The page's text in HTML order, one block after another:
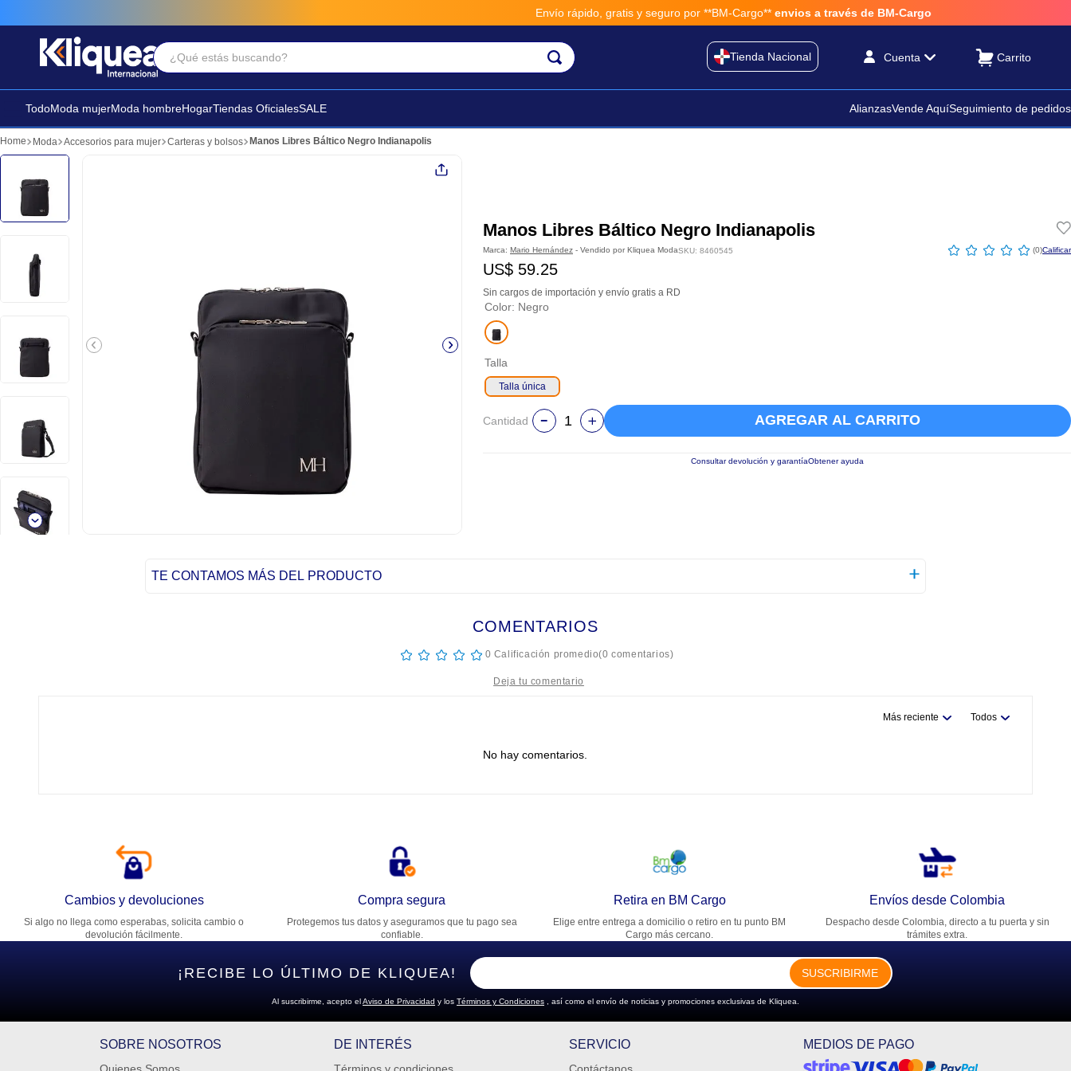
Envío rápido, gratis y seguro por **BM-Cargo** envios a través de BM-Cargo
¿Qué estás buscando?
Tienda Nacional Cuenta
TodoModa mujerModa hombreHogarTiendas OficialesSALE AlianzasVende AquíSeguimiento de pedidos
Moda Accesorios para mujer Carteras y bolsos Manos Libres Báltico Negro Indianapolis
Manos Libres Báltico Negro Indianapolis
Marca: Mario Hernández - Vendido por Kliquea ModaSKU: 8460545 ☆ ☆ ☆ ☆ ☆ (0)
US$ 59.25
Sin cargos de importación y envío gratis a RD
Color: Negro
Talla
Talla única
Cantidad AGREGAR AL CARRITO
Consultar devolución y garantíaObtener ayuda
TE CONTAMOS MÁS DEL PRODUCTO
COMENTARIOS
☆ ☆ ☆ ☆ ☆ 0 Calificación promedio(0 comentarios)
Dirección de email
Escribe un comentario
ENVIAR COMENTARIO
Más reciente Todos
No hay comentarios.
Cambios y devoluciones
Si algo no llega como esperabas, solicita cambio o
devolución fácilmente.
Compra segura
Protegemos tus datos y aseguramos que tu pago sea
confiable.
Retira en BM Cargo
Elige entre entrega a domicilio o retiro en tu punto BM
Cargo más cercano.
Envíos desde Colombia
Despacho desde Colombia, directo a tu puerta y sin
trámites extra.
¡RECIBE LO ÚLTIMO DE KLIQUEA! SUSCRIBIRME
Al suscribirme, acepto elAviso de Privacidad y los Términos y Condiciones , así como el envío de noticias y promociones exclusivas de Kliquea.
SOBRE NOSOTROS DE INTERÉS SERVICIO MEDIOS DE PAGO
Términos Más Buscados
2. sandalia